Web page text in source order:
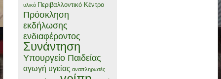
υλικό Περιβαλλοντικό Κέντρο
Πρόσκληση
εκδήλωσης
ενδιαφέροντος
Συνάντηση
Υπουργείο Παιδείας
αγωγή υγείας αναπληρωτές